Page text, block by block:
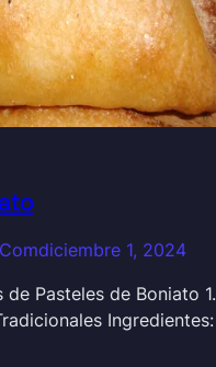
diciembre 1, 2024
de Pasteles de Boniato 1.
Ingredientes: